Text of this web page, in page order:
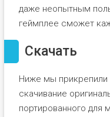
даже неопытным
геймплее сможет
Скачать
Ниже мы прикрепили
скачивание
портированного для